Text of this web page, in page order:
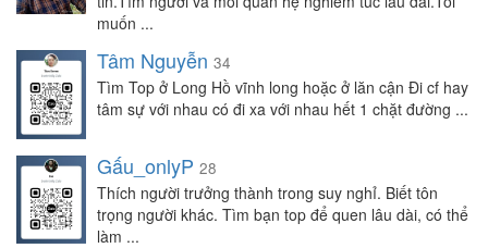
muốn ...
Tâm Nguyễn 34
Tìm Top ở Long Hồ vĩnh long hoặc ở lăn cận Đi cf hay
tâm sự với nhau có đi xa với nhau hết 1 chặt đường ...
Gấu_onlyP 28
Thích người trưởng thành trong suy nghỉ. Biết tôn
trọng người khác. Tìm bạn top để quen lâu dài, có thể
làm ...